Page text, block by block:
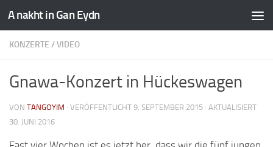
A nakht in Gan Eydn
KONZERTE /VIDEO
Gnawa-Konzert in Hückeswagen
VON TANGOYIM · VERÖFFENTLICHT 9. SEPTEMBER 2015 · AKTUALISIERT
30. JUNI 2016